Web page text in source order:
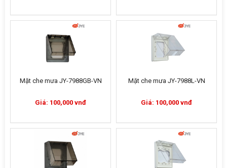
Mặt che mưa JY-7988GB-VN
Giá: 100,000 vnđ
Mặt che mưa JY-7988L-VN
Giá: 100,000 vnđ